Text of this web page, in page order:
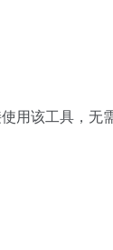
用该工具，无